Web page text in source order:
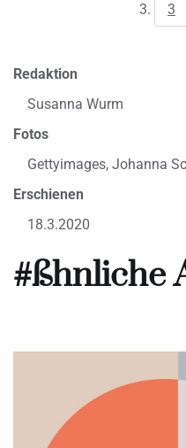
3
Redaktion
Susanna Wurm
Fotos
Gettyimages, Johanna
Erschienen
18.3.2020
#ßhnliche